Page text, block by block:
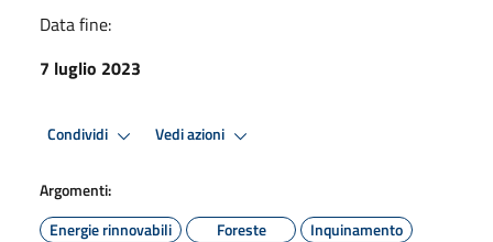
Data fine:
7 luglio 2023
Condividi Vedi azioni
Argomenti:
Energie rinnovabili
Foreste
Inquinamento